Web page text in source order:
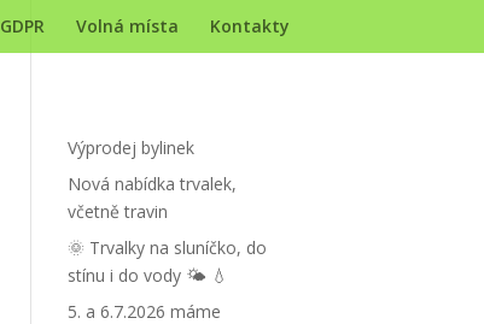
GDPR Volná místa Kontakty
Výprodej bylinek
Nová nabídka trvalek,
včetně travin
🌞 Trvalky na sluníčko, do
stínu i do vody 🌤 💧
5. a 6.7.2026 máme